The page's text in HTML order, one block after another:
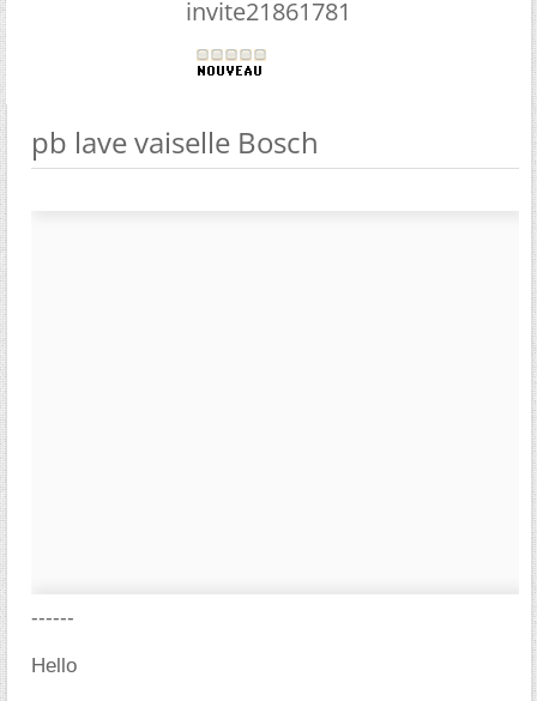
invite21861781
pb lave vaiselle Bosch
------
Hello